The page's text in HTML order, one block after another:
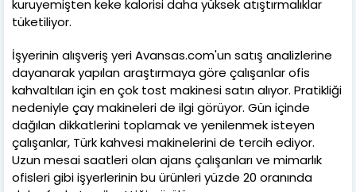
kuruyemişten keke kalorisi daha yüksek atıştırmalıklar
tüketiliyor.
İşyerinin alışveriş yeri Avansas.com'un satış analizlerine
dayanarak yapılan araştırmaya göre çalışanlar ofis
kahvaltıları için en çok tost makinesi satın alıyor. Pratikliği
nedeniyle çay makineleri de ilgi görüyor. Gün içinde
dağılan dikkatlerini toplamak ve yenilenmek isteyen
çalışanlar, Türk kahvesi makinelerini de tercih ediyor.
Uzun mesai saatleri olan ajans çalışanları ve mimarlık
ofisleri gibi işyerlerinin bu ürünleri yüzde 20 oranında